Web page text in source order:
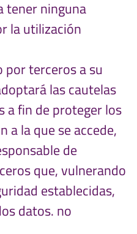
tener ninguna
la utilización
por terceros a su
las cautelas
a fin de proteger los
a la que se accede,
de
que, vulnerando
establecidas,
datos. no